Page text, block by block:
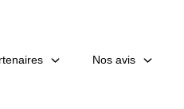
Nos avis